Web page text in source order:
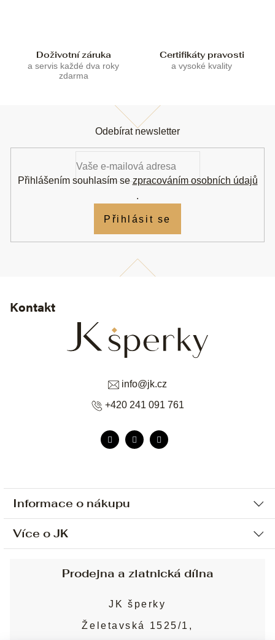
Doživotní záruka
a servis každé dva roky
zdarma
Certifikáty pravosti
a vysoké kvality
Informace o nákupu
Ochrana osobních údajů
Sjednání osobní schůzky
Obchodní podmínky
Puncovní značky
Více o JK
Kontakt
info@jk.cz
+420 241 091 761
Odebírat newsletter
Přihlášením souhlasím se zpracováním osobních údajů
.
Přihlásit se
Prodejna a zlatnická dílna
JK šperky
Želetavská 1525/1,